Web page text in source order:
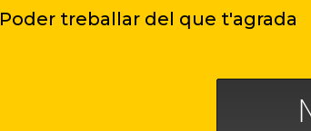
Poder treballar del que t'agrada